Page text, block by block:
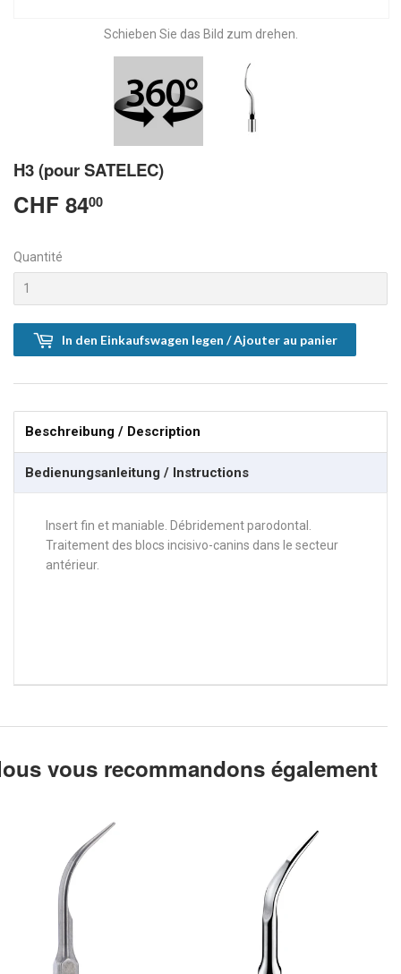
Schieben Sie das Bild zum drehen.
H3 (pour SATELEC)
CHF 8400
Quantité
In den Einkaufswagen legen / Ajouter au panier
Beschreibung / Description
Bedienungsanleitung / Instructions
Insert fin et maniable. Débridement parodontal.
Traitement des blocs incisivo-canins dans le secteur
antérieur.
vous recommandons également